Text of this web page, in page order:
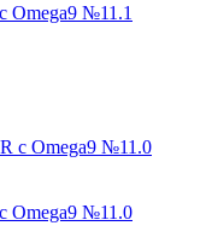
Omega9 №11.1
Omega9 №11.0